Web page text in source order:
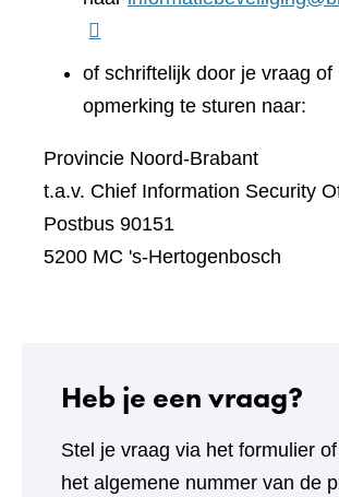
of schriftelijk door je vraag of
opmerking te sturen naar:
Provincie Noord-Brabant
t.a.v. Chief Information Security
Postbus 90151
5200 MC 's-Hertogenbosch
Heb je een vraag?
Stel je vraag via het formulier
het algemene nummer van de